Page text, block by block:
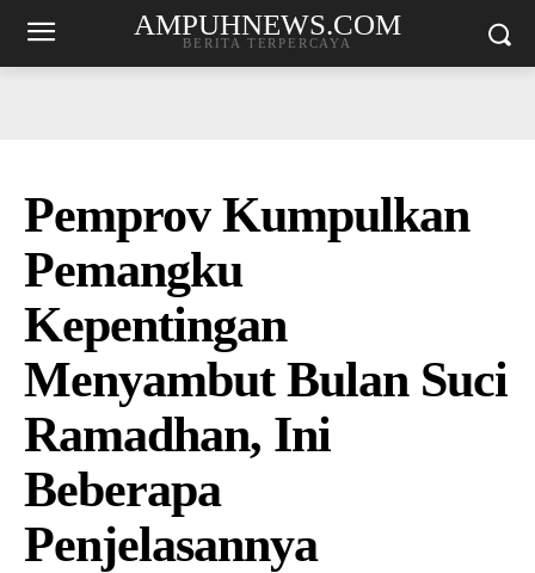
AMPUHNEWS.COM
BERITA TERPERCAYA
Pemprov Kumpulkan
Pemangku
Kepentingan
Menyambut Bulan Suci
Ramadhan, Ini
Beberapa
Penjelasannya